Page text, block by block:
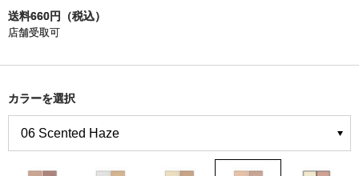
送料660円（税込）
店舗受取可
カラーを選択